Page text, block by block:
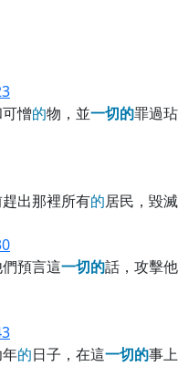
憎的物，並一切的罪過
出那裡所有的居民，毀
們預言這一切的話，攻擊
的日子，在這一切的事